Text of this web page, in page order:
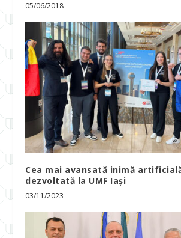
05/06/2018
Cea mai avansată inimă
dezvoltată la UMF Iași
03/11/2023